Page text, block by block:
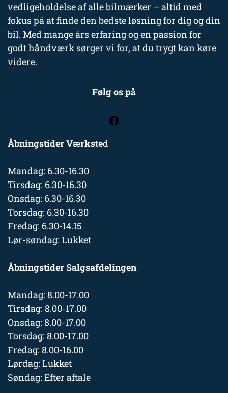
vedligeholdelse af alle bilmærker – altid med
fokus på at finde den bedste løsning for dig og din
bil. Med mange års erfaring og en passion for
godt håndværk sørger vi for, at du trygt kan køre
videre.
Følg os på
Åbningstider Værksted
Mandag: 6.30-16.30
Tirsdag: 6.30-16.30
Onsdag: 6.30-16.30
Torsdag: 6.30-16.30
Fredag: 6.30-14.15
Lør-søndag: Lukket
Åbningstider Salgsafdelingen
Mandag: 8.00-17.00
Tirsdag: 8.00-17.00
Onsdag: 8.00-17.00
Torsdag: 8.00-17.00
Fredag: 8.00-16.00
Lørdag: Lukket
Søndag: Efter aftale